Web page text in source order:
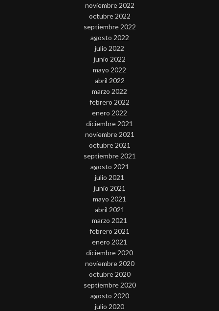
noviembre 2022
octubre 2022
septiembre 2022
agosto 2022
julio 2022
junio 2022
mayo 2022
abril 2022
marzo 2022
febrero 2022
enero 2022
diciembre 2021
noviembre 2021
octubre 2021
septiembre 2021
agosto 2021
julio 2021
junio 2021
mayo 2021
abril 2021
marzo 2021
febrero 2021
enero 2021
diciembre 2020
noviembre 2020
octubre 2020
septiembre 2020
agosto 2020
julio 2020